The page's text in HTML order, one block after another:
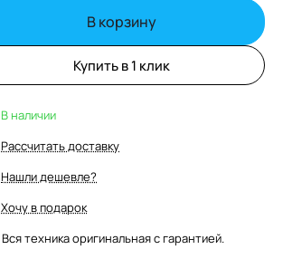
В корзину
Купить в 1 клик
В наличии
Рассчитать доставку
Нашли дешевле?
Хочу в подарок
Вся техника оригинальная с гарантией.